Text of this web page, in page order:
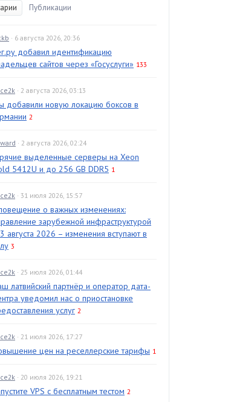
Публикации
· 6 августа 2026, 20:36
добавил идентификацию
сайтов через «Госуслуги» 133
· 2 августа 2026, 03:13
добавили новую локацию боксов в
2
· 2 августа 2026, 02:24
выделенные серверы на Xeon
5412U и до 256 GB DDR5 1
· 31 июля 2026, 15:57
о важных изменениях:
зарубежной инфраструктурой
августа 2026 – изменения вступают в
3
· 25 июля 2026, 01:44
латвийский партнёр и оператор дата-
уведомил нас о приостановке
услуг 2
· 21 июля 2026, 17:27
цен на реселлерские тарифы 1
· 20 июля 2026, 19:21
VPS с бесплатным тестом 2